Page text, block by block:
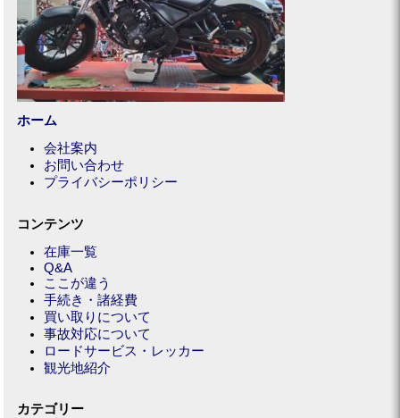
ホーム
会社案内
お問い合わせ
プライバシーポリシー
コンテンツ
在庫一覧
Q&A
ここが違う
手続き・諸経費
買い取りについて
事故対応について
ロードサービス・レッカー
観光地紹介
カテゴリー